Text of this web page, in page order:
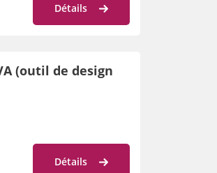
Détails
(outil de design
Détails